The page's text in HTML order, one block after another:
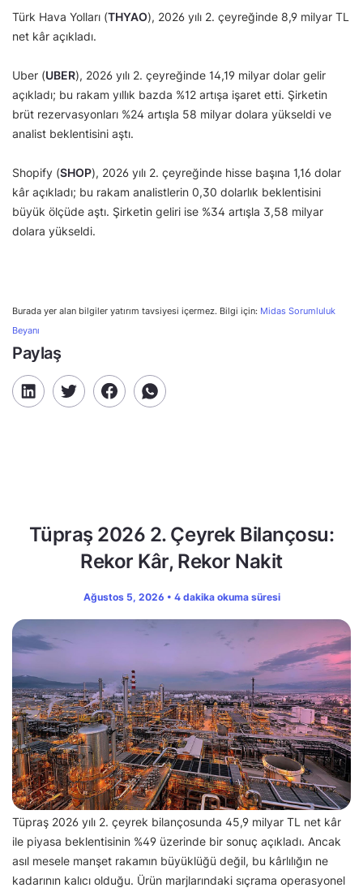
Türk Hava Yolları (THYAO), 2026 yılı 2. çeyreğinde 8,9 milyar TL
net kâr açıkladı.
Uber (UBER), 2026 yılı 2. çeyreğinde 14,19 milyar dolar gelir
açıkladı; bu rakam yıllık bazda %12 artışa işaret etti. Şirketin
brüt rezervasyonları %24 artışla 58 milyar dolara yükseldi ve
analist beklentisini aştı.
Shopify (SHOP), 2026 yılı 2. çeyreğinde hisse başına 1,16 dolar
kâr açıkladı; bu rakam analistlerin 0,30 dolarlık beklentisini
büyük ölçüde aştı. Şirketin geliri ise %34 artışla 3,58 milyar
dolara yükseldi.
Burada yer alan bilgiler yatırım tavsiyesi içermez. Bilgi için: Midas Sorumluluk
Beyanı
Paylaş
Tüpraş 2026 2. Çeyrek Bilançosu:
Rekor Kâr, Rekor Nakit
Ağustos 5, 2026 • 4 dakika okuma süresi
Tüpraş 2026 yılı 2. çeyrek bilançosunda 45,9 milyar TL net kâr
ile piyasa beklentisinin %49 üzerinde bir sonuç açıkladı. Ancak
asıl mesele manşet rakamın büyüklüğü değil, bu kârlılığın ne
kadarının kalıcı olduğu. Ürün marjlarındaki sıçrama operasyonel